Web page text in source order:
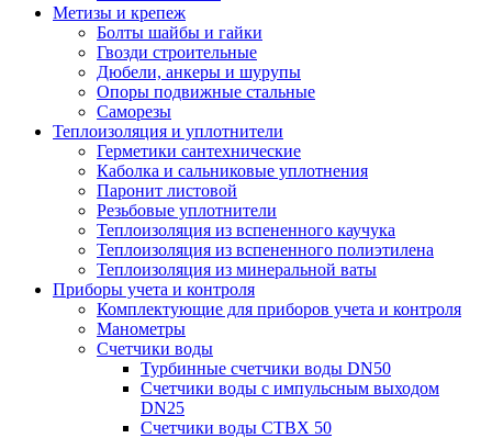
Метизы и крепеж
Болты шайбы и гайки
Гвозди строительные
Дюбели, анкеры и шурупы
Опоры подвижные стальные
Саморезы
Теплоизоляция и уплотнители
Герметики сантехнические
Каболка и сальниковые уплотнения
Паронит листовой
Резьбовые уплотнители
Теплоизоляция из вспененного каучука
Теплоизоляция из вспененного полиэтилена
Теплоизоляция из минеральной ваты
Приборы учета и контроля
Комплектующие для приборов учета и контроля
Манометры
Счетчики воды
Турбинные счетчики воды DN50
Счетчики воды с импульсным выходом
DN25
Счетчики воды СТВХ 50